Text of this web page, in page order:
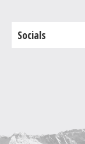
39046 St. Ulrich
Socials